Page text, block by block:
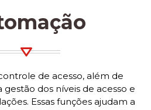
de acesso, além de
dos níveis de acesso e
Essas funções ajudam a